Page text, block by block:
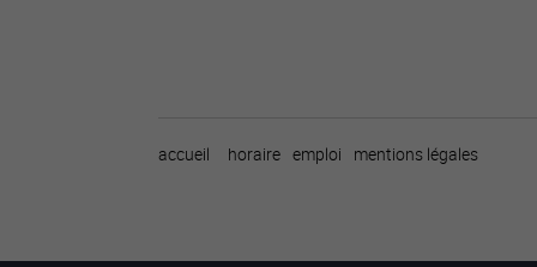
accueil horaire emploi mentions légales